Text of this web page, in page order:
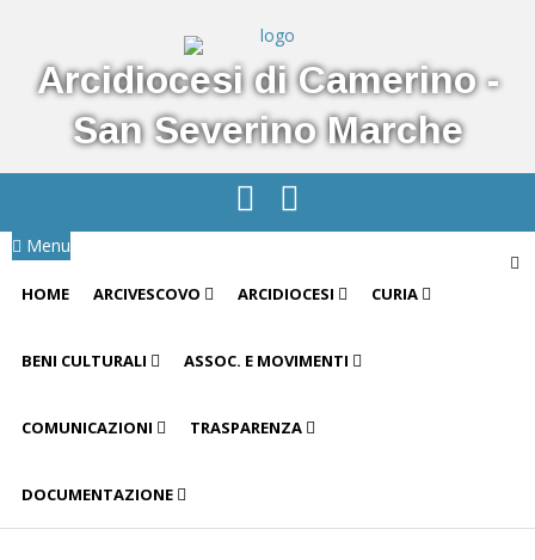
Arcidiocesi di Camerino -
San Severino Marche
Menu
HOME ARCIVESCOVO ARCIDIOCESI CURIA
BENI CULTURALI ASSOC. E MOVIMENTI
COMUNICAZIONI TRASPARENZA
DOCUMENTAZIONE